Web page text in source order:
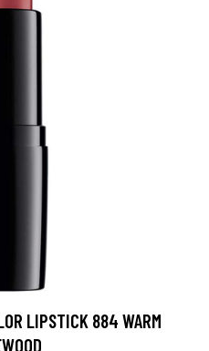
LIPSTICK 884 WARM